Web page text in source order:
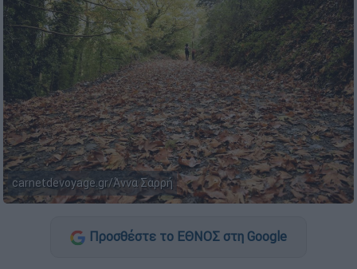
carnetdevoyage.gr/Άννα Σαρρή
Προσθέστε το ΕΘΝΟΣ στη Google